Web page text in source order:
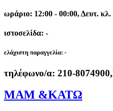
ωράριο: 12:00 - 00:00, Δευτ. κλ.
ιστοσελίδα: -
ελάχιστη παραγγελία: -
τηλέφωνο/α: 210-
ΜΑΜ &ΚΑΤΩ